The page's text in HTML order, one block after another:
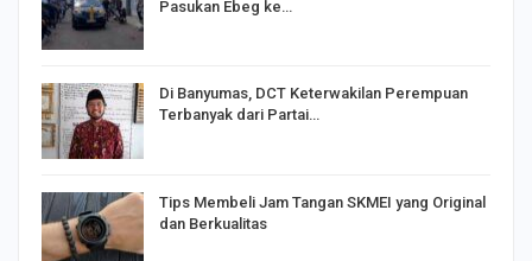
Pasukan Ebeg ke…
Di Banyumas, DCT Keterwakilan Perempuan
Terbanyak dari Partai…
Tips Membeli Jam Tangan SKMEI yang Original
dan Berkualitas